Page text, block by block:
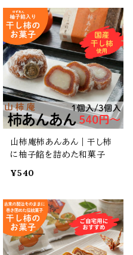
山柿庵柿あんあん｜干し柿
に柚子餡を詰めた和菓子
¥540